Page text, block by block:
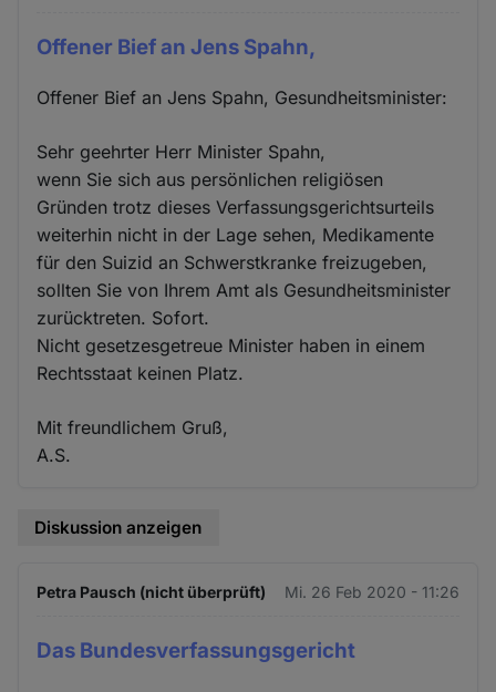
Offener Bief an Jens Spahn,
Offener Bief an Jens Spahn, Gesundheitsminister:
Sehr geehrter Herr Minister Spahn,
wenn Sie sich aus persönlichen religiösen
Gründen trotz dieses Verfassungsgerichtsurteils
weiterhin nicht in der Lage sehen, Medikamente
für den Suizid an Schwerstkranke freizugeben,
sollten Sie von Ihrem Amt als Gesundheitsminister
zurücktreten. Sofort.
Nicht gesetzesgetreue Minister haben in einem
Rechtsstaat keinen Platz.
Mit freundlichem Gruß,
A.S.
Diskussion anzeigen
Petra Pausch (nicht überprüft) Mi. 26 Feb 2020 - 11:26
Das Bundesverfassungsgericht